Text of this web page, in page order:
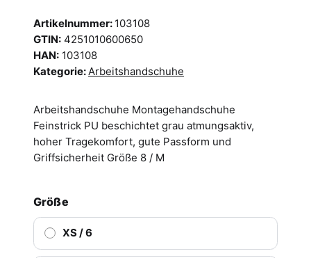
Artikelnummer: 103108
GTIN: 4251010600650
HAN: 103108
Kategorie: Arbeitshandschuhe
Arbeitshandschuhe Montagehandschuhe
Feinstrick PU beschichtet grau atmungsaktiv,
hoher Tragekomfort, gute Passform und
Griffsicherheit Größe 8 / M
Größe
XS / 6